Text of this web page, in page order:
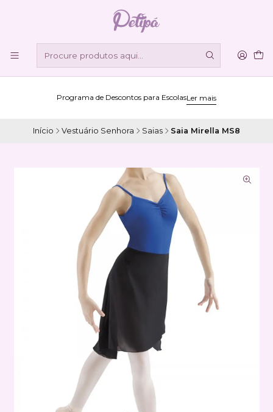
Programa de Descontos para EscolasLer mais
Início Vestuário Senhora Saias Saia Mirella MS8